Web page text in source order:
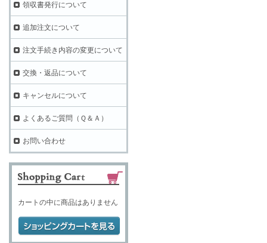
領収書発行について
追加注文について
注文手続き内容の変更について
交換・返品について
キャンセルについて
よくあるご質問（Ｑ＆Ａ）
お問い合わせ
カートの中に商品はありません